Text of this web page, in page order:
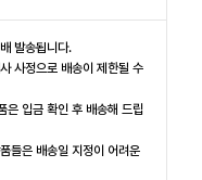
발송됩니다.
사정으로 배송이 제한될 수
은 입금 확인 후 배송해 드립
들은 배송일 지정이 어려운